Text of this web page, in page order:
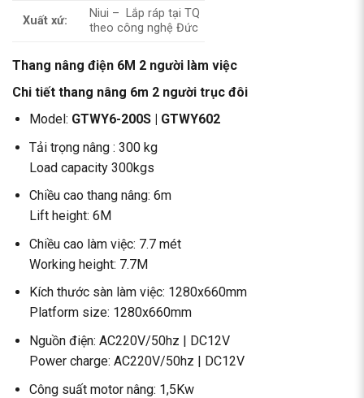
Xuất xứ:
Niui – Lắp ráp tại TQ
theo công nghệ Đức
Thang nâng điện 6M 2 người làm việc
Chi tiết thang nâng 6m 2 người trục đôi
Model: GTWY6-200S | GTWY602
Tải trọng nâng : 300 kg
Load capacity 300kgs
Chiều cao thang nâng: 6m
Lift height: 6M
Chiều cao làm việc: 7.7 mét
Working height: 7.7M
Kích thước sàn làm việc: 1280x660mm
Platform size: 1280x660mm
Nguồn điện: AC220V/50hz | DC12V
Power charge: AC220V/50hz | DC12V
Công suất motor nâng: 1,5Kw